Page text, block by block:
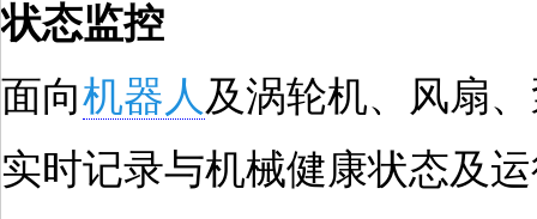
状态监控
面向机器人 及涡轮机、风扇
实时记录与机械健康状态及